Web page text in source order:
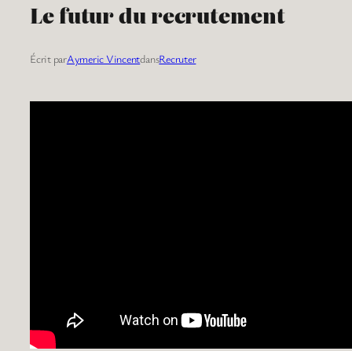
Le futur du recrutement
Écrit parAymeric VincentdansRecruter